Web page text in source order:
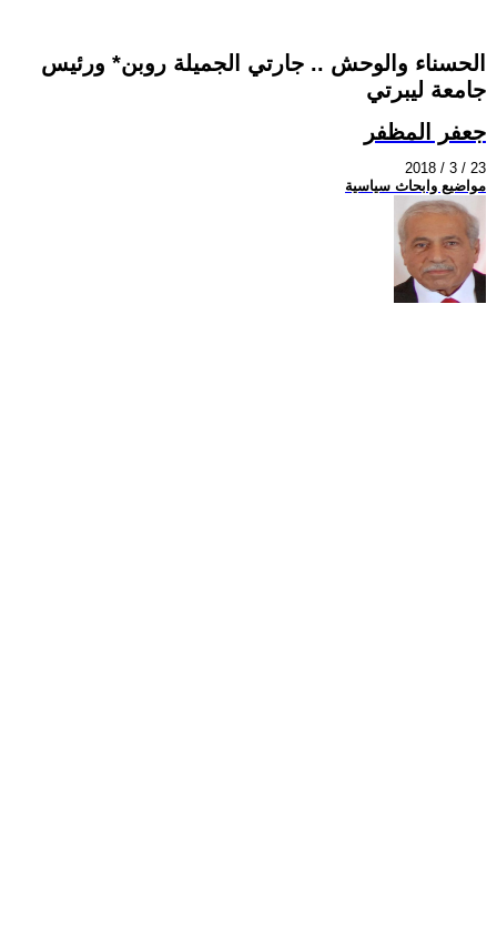
الحسناء والوحش .. جارتي الجميلة روبن* ورئيس
جامعة ليبرتي
جعفر المظفر
2018 / 3 / 23
مواضيع وابحاث سياسية